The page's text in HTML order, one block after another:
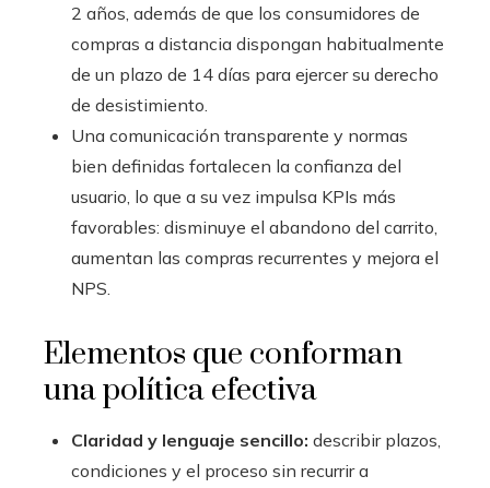
2 años, además de que los consumidores de
compras a distancia dispongan habitualmente
de un plazo de 14 días para ejercer su derecho
de desistimiento.
Una comunicación transparente y normas
bien definidas fortalecen la confianza del
usuario, lo que a su vez impulsa KPIs más
favorables: disminuye el abandono del carrito,
aumentan las compras recurrentes y mejora el
NPS.
Elementos que conforman
una política efectiva
Claridad y lenguaje sencillo: describir plazos,
condiciones y el proceso sin recurrir a